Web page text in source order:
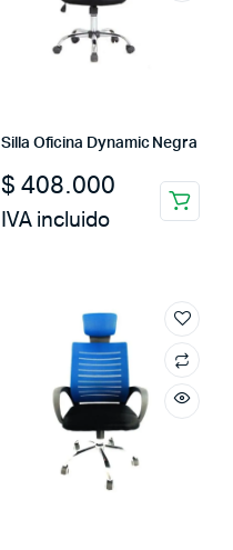
Silla Oficina Dynamic Negra
$ 408.000
IVA incluido